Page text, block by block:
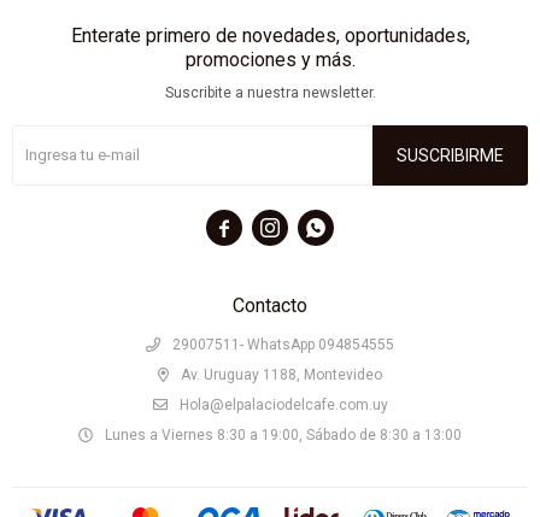
Contacto
29007511- WhatsApp 094854555
Av. Uruguay 1188, Montevideo
Hola@elpalaciodelcafe.com.uy
Lunes a Viernes 8:30 a 19:00, Sábado de 8:30 a 13:00
Enterate primero de novedades, oportunidades,
promociones y más.
Suscribite a nuestra newsletter.
SUSCRIBIRME
  